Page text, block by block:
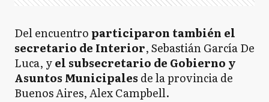
Del encuentro participaron también el
secretario de Interior, Sebastián García De
Luca, yel subsecretario de Gobierno y
Asuntos Municipales de la provincia de
Buenos Aires, Alex Campbell.